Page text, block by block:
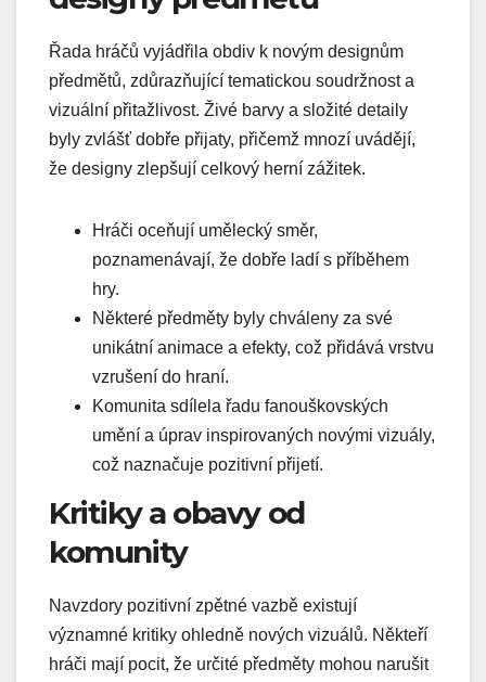
Řada hráčů vyjádřila obdiv k novým designům
předmětů, zdůrazňující tematickou soudržnost a
vizuální přitažlivost. Živé barvy a složité detaily
byly zvlášť dobře přijaty, přičemž mnozí uvádějí,
že designy zlepšují celkový herní zážitek.
Hráči oceňují umělecký směr,
poznamenávají, že dobře ladí s příběhem
hry.
Některé předměty byly chváleny za své
unikátní animace a efekty, což přidává vrstvu
vzrušení do hraní.
Komunita sdílela řadu fanouškovských
umění a úprav inspirovaných novými vizuály,
což naznačuje pozitivní přijetí.
Kritiky a obavy od
komunity
Navzdory pozitivní zpětné vazbě existují
významné kritiky ohledně nových vizuálů. Někteří
hráči mají pocit, že určité předměty mohou narušit